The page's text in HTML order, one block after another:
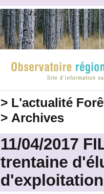
> L'actualité
> Archives
11/04/2017
trentaine